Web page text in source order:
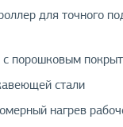
для точного
с порошковым
стали
нагрев